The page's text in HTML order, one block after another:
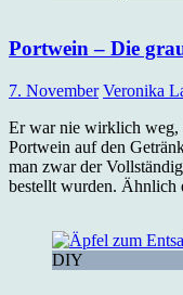
Portwein – Die
7. November Veronika
Er war nie wirklich weg,
Portwein auf den
man zwar der
bestellt wurden. Ähnlich
DIY